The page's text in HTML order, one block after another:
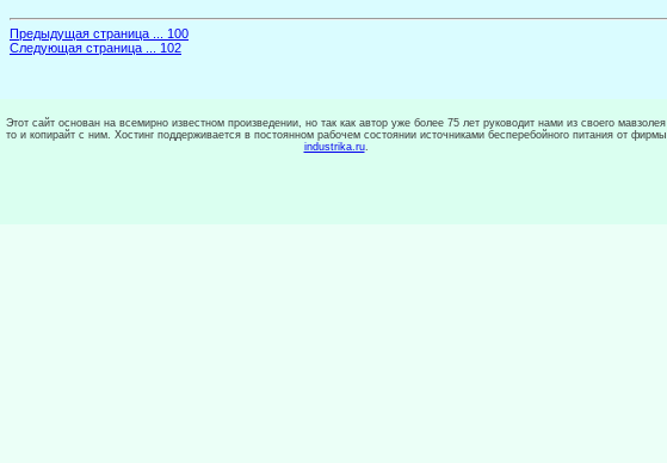
Предыдущая страница ... 100
Следующая страница ... 102
Этот сайт основан на всемирно известном произведении, но так как автор уже более 75 лет руководит нами из своего мавзолея
то и копирайт с ним. Хостинг поддерживается в постоянном рабочем состоянии источниками бесперебойного питания от фирмы
industrika.ru.